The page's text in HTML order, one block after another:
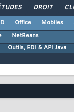
DROIT
Office Mobiles
NetBeans
Outils, EDI & API Java